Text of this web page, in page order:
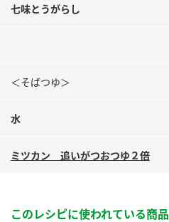
七味とうがらし
＜そばつゆ＞
水
ミツカン 追いがつおつゆ２倍
このレシピに使われている商品